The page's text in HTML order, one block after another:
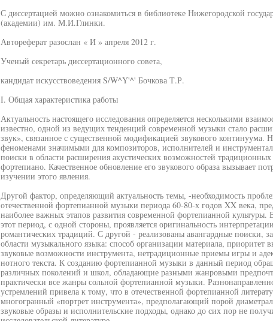
С диссертацией можно ознакомиться в библиотеке Нижегородской
(академии) им. М.И.Глинки.
Автореферат разослан « И » апреля 2012 г.
Ученый секретарь диссертационного совета,
кандидат искусствоведения S/W^Y'^' Бочкова Т.Р.
I. Общая характеристика работы
Актуальность настоящего исследования определяется несколькими
известно, одной из ведущих тенденций современной музыки стало
звук», связанное с существенной модификацией звукового
феноменами значимыми для композиторов, исполнителей и
поиски в области расширения акустических возможностей
фортепиано. Качественное обновление его звукового образа вызывает
изучении этого явления.
Другой фактор, определяющий актуальность темы, -необходимость
отечественной фортепианной музыки периода 60-80-х годов XX века,
наиболее важных этапов развития современной фортепианной культуры.
этот период, с одной стороны, проявляется оригинальность
романтических традиций. С другой - реализованы авангардные поиски,
области музыкального языка: способ организации материала, приоритет
звуковые возможности инструмента, нетрадиционные приемы игры и
нотного текста. К созданию фортепианной музыки в данный период
различных поколений и школ, обладающие разными жанровыми
практически все жанры сольной фортепианной музыки.
устремлений привела к тому, что в отечественной фортепианной
многогранный «портрет инструмента», предполагающий порой
звуковые образы и исполнительские подходы, однако до сих пор не